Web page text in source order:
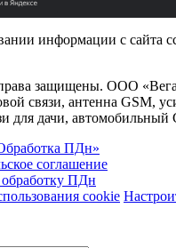
информации с сайта
защищены. ООО
связи, антенна GSM,
для дачи, автомобильный
ПДн»
соглашение
обработку ПДн
cookie